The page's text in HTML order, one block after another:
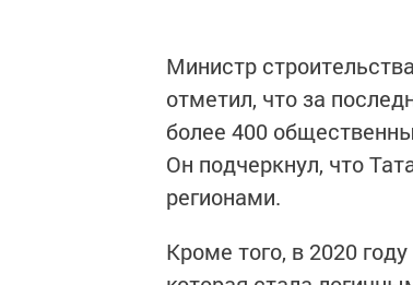
Министр
отметил, что за
более 400
Он подчеркнул, что
регионами.
Кроме того, в 2020